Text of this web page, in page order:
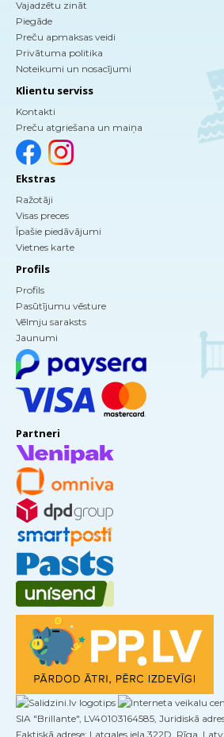
Vajadzētu zināt
Piegāde
Preču apmaksas veidi
Privātuma politika
Noteikumi un nosacījumi
Klientu serviss
Kontakti
Preču atgriešana un maiņa
Ekstras
Ražotāji
Visas preces
Īpašie piedāvājumi
Vietnes karte
Profils
Profils
Pasūtījumu vēsture
Vēlmju saraksts
Jaunumi
Partneri
SIA "Brillante", LV40103164585, Juridiskā
Faktiskā adrese: Latgales iela 322D, Rīga,